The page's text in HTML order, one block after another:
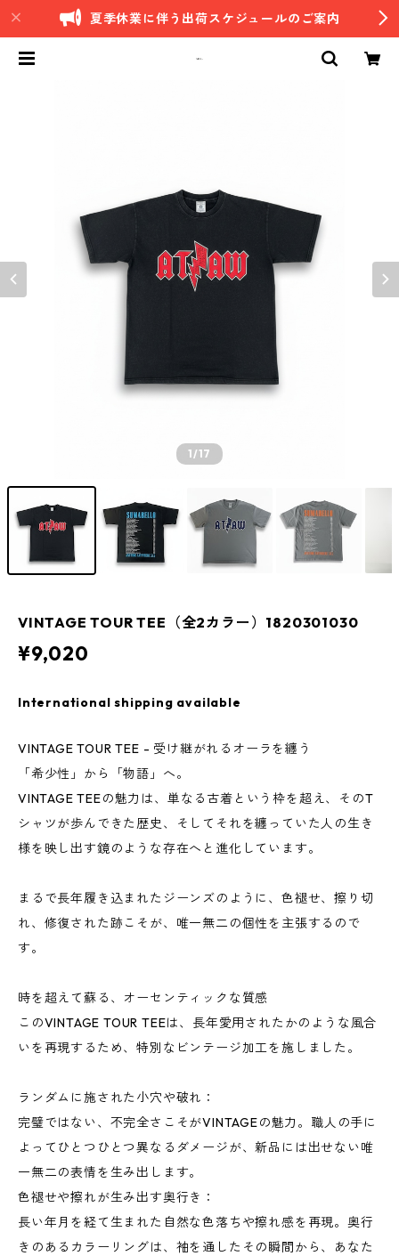
夏季休業に伴う出荷スケジュールのご案内
1/17
VINTAGE TOUR TEE（全2カラー）1820301030
¥9,020
International shipping available
VINTAGE TOUR TEE - 受け継がれるオーラを纏う
「希少性」から「物語」へ。
VINTAGE TEEの魅力は、単なる古着という枠を超え、そのT
シャツが歩んできた歴史、そしてそれを纏っていた人の生き
様を映し出す鏡のような存在へと進化しています。
まるで長年履き込まれたジーンズのように、色褪せ、擦り切
れ、修復された跡こそが、唯一無二の個性を主張するので
す。
時を超えて蘇る、オーセンティックな質感
このVINTAGE TOUR TEEは、長年愛用されたかのような風合
いを再現するため、特別なビンテージ加工を施しました。
ランダムに施された小穴や破れ：
完璧ではない、不完全さこそがVINTAGEの魅力。職人の手に
よってひとつひとつ異なるダメージが、新品には出せない唯
一無二の表情を生み出します。
色褪せや擦れが生み出す奥行き：
長い年月を経て生まれた自然な色落ちや擦れ感を再現。奥行
きのあるカラーリングは、袖を通したその瞬間から、あなた